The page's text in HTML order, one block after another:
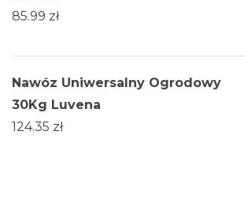
85.99 zł
Nawóz Uniwersalny Ogrodowy
30Kg Luvena
124.35 zł